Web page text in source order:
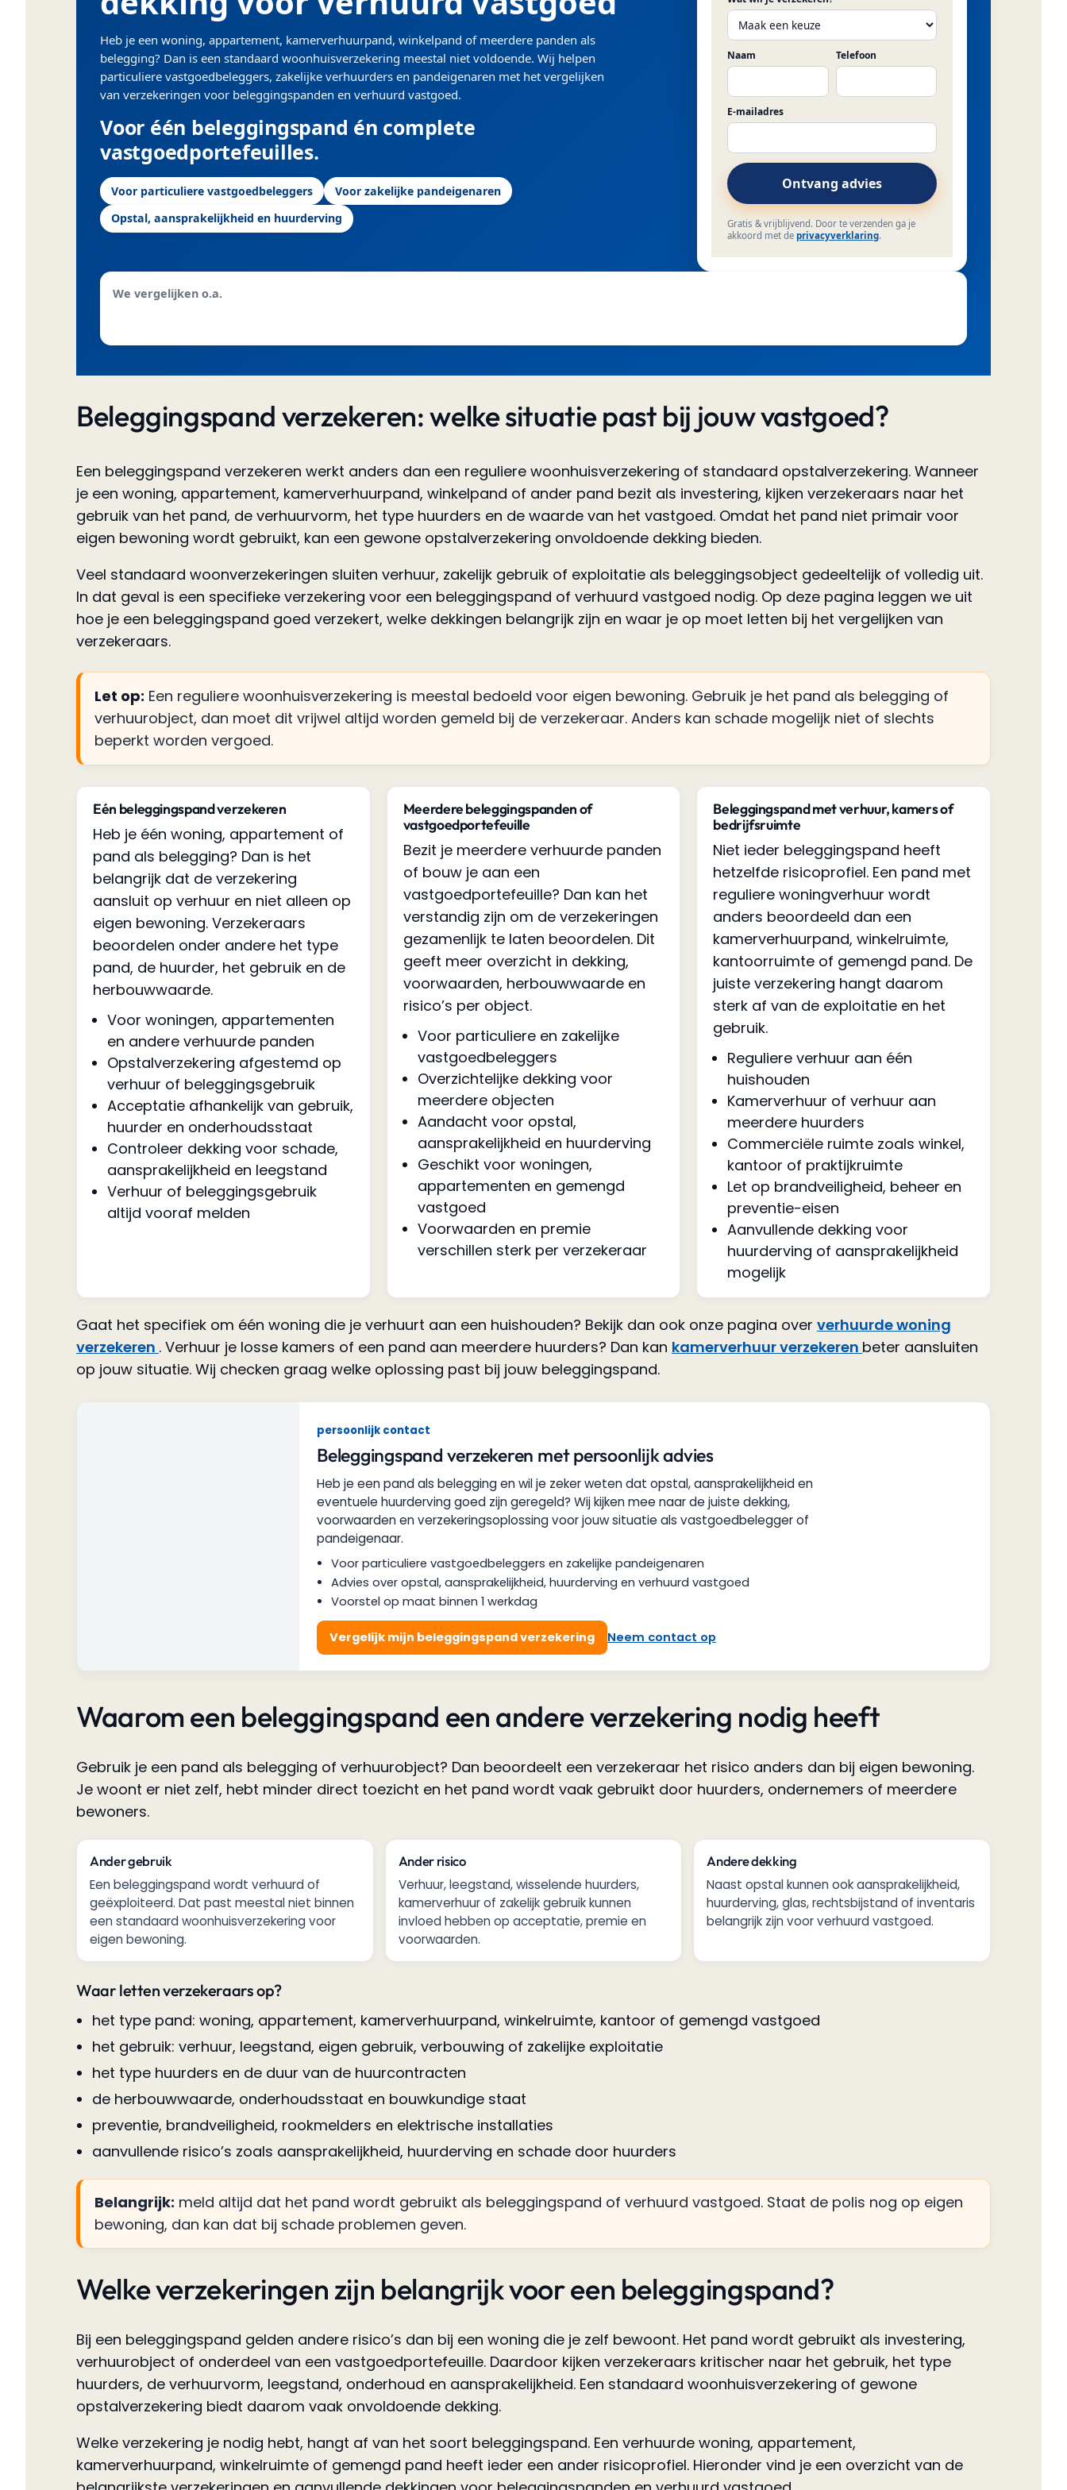
Heb je een woning, appartement, kamerverhuurpand, winkelpand of meerdere panden als
belegging? Dan is een standaard woonhuisverzekering meestal niet voldoende. Wij helpen
particuliere vastgoedbeleggers, zakelijke verhuurders en pandeigenaren met het vergelijken
van verzekeringen voor beleggingspanden en verhuurd vastgoed.
Voor één beleggingspand én complete
vastgoedportefeuilles.
Voor particuliere vastgoedbeleggers
Voor zakelijke pandeigenaren
Opstal, aansprakelijkheid en huurderving
Naam Telefoon
E-mailadres
Ontvang advies
Gratis & vrijblijvend. Door te verzenden ga je
akkoord met de privacyverklaring.
We vergelijken o.a.
Beleggingspand verzekeren: welke situatie past bij jouw vastgoed?
Een beleggingspand verzekeren werkt anders dan een reguliere woonhuisverzekering of standaard opstalverzekering. Wanneer
je een woning, appartement, kamerverhuurpand, winkelpand of ander pand bezit als investering, kijken verzekeraars naar het
gebruik van het pand, de verhuurvorm, het type huurders en de waarde van het vastgoed. Omdat het pand niet primair voor
eigen bewoning wordt gebruikt, kan een gewone opstalverzekering onvoldoende dekking bieden.
Veel standaard woonverzekeringen sluiten verhuur, zakelijk gebruik of exploitatie als beleggingsobject gedeeltelijk of volledig uit.
In dat geval is een specifieke verzekering voor een beleggingspand of verhuurd vastgoed nodig. Op deze pagina leggen we uit
hoe je een beleggingspand goed verzekert, welke dekkingen belangrijk zijn en waar je op moet letten bij het vergelijken van
verzekeraars.
Let op: Een reguliere woonhuisverzekering is meestal bedoeld voor eigen bewoning. Gebruik je het pand als belegging of
verhuurobject, dan moet dit vrijwel altijd worden gemeld bij de verzekeraar. Anders kan schade mogelijk niet of slechts
beperkt worden vergoed.
Eén beleggingspand verzekeren
Heb je één woning, appartement of
pand als belegging? Dan is het
belangrijk dat de verzekering
aansluit op verhuur en niet alleen op
eigen bewoning. Verzekeraars
beoordelen onder andere het type
pand, de huurder, het gebruik en de
herbouwwaarde.
Voor woningen, appartementen
en andere verhuurde panden
Opstalverzekering afgestemd op
verhuur of beleggingsgebruik
Acceptatie afhankelijk van gebruik,
huurder en onderhoudsstaat
Controleer dekking voor schade,
aansprakelijkheid en leegstand
Verhuur of beleggingsgebruik
altijd vooraf melden
Meerdere beleggingspanden of
vastgoedportefeuille
Bezit je meerdere verhuurde panden
of bouw je aan een
vastgoedportefeuille? Dan kan het
verstandig zijn om de verzekeringen
gezamenlijk te laten beoordelen. Dit
geeft meer overzicht in dekking,
voorwaarden, herbouwwaarde en
risico’s per object.
Voor particuliere en zakelijke
vastgoedbeleggers
Overzichtelijke dekking voor
meerdere objecten
Aandacht voor opstal,
aansprakelijkheid en huurderving
Geschikt voor woningen,
appartementen en gemengd
vastgoed
Voorwaarden en premie
verschillen sterk per verzekeraar
Beleggingspand met verhuur, kamers of
bedrijfsruimte
Niet ieder beleggingspand heeft
hetzelfde risicoprofiel. Een pand met
reguliere woningverhuur wordt
anders beoordeeld dan een
kamerverhuurpand, winkelruimte,
kantoorruimte of gemengd pand. De
juiste verzekering hangt daarom
sterk af van de exploitatie en het
gebruik.
Reguliere verhuur aan één
huishouden
Kamerverhuur of verhuur aan
meerdere huurders
Commerciële ruimte zoals winkel,
kantoor of praktijkruimte
Let op brandveiligheid, beheer en
preventie-eisen
Aanvullende dekking voor
huurderving of aansprakelijkheid
mogelijk
Gaat het specifiek om één woning die je verhuurt aan een huishouden? Bekijk dan ook onze pagina over verhuurde woning
verzekeren . Verhuur je losse kamers of een pand aan meerdere huurders? Dan kan kamerverhuur verzekeren beter aansluiten
op jouw situatie. Wij checken graag welke oplossing past bij jouw beleggingspand.
persoonlijk contact
Beleggingspand verzekeren met persoonlijk advies
Heb je een pand als belegging en wil je zeker weten dat opstal, aansprakelijkheid en
eventuele huurderving goed zijn geregeld? Wij kijken mee naar de juiste dekking,
voorwaarden en verzekeringsoplossing voor jouw situatie als vastgoedbelegger of
pandeigenaar.
Voor particuliere vastgoedbeleggers en zakelijke pandeigenaren
Advies over opstal, aansprakelijkheid, huurderving en verhuurd vastgoed
Voorstel op maat binnen 1 werkdag
Vergelijk mijn beleggingspand verzekering Neem contact op
Waarom een beleggingspand een andere verzekering nodig heeft
Gebruik je een pand als belegging of verhuurobject? Dan beoordeelt een verzekeraar het risico anders dan bij eigen bewoning.
Je woont er niet zelf, hebt minder direct toezicht en het pand wordt vaak gebruikt door huurders, ondernemers of meerdere
bewoners.
Ander gebruik
Een beleggingspand wordt verhuurd of
geëxploiteerd. Dat past meestal niet binnen
een standaard woonhuisverzekering voor
eigen bewoning.
Ander risico
Verhuur, leegstand, wisselende huurders,
kamerverhuur of zakelijk gebruik kunnen
invloed hebben op acceptatie, premie en
voorwaarden.
Andere dekking
Naast opstal kunnen ook aansprakelijkheid,
huurderving, glas, rechtsbijstand of inventaris
belangrijk zijn voor verhuurd vastgoed.
Waar letten verzekeraars op?
het type pand: woning, appartement, kamerverhuurpand, winkelruimte, kantoor of gemengd vastgoed
het gebruik: verhuur, leegstand, eigen gebruik, verbouwing of zakelijke exploitatie
het type huurders en de duur van de huurcontracten
de herbouwwaarde, onderhoudsstaat en bouwkundige staat
preventie, brandveiligheid, rookmelders en elektrische installaties
aanvullende risico’s zoals aansprakelijkheid, huurderving en schade door huurders
Belangrijk: meld altijd dat het pand wordt gebruikt als beleggingspand of verhuurd vastgoed. Staat de polis nog op eigen
bewoning, dan kan dat bij schade problemen geven.
Welke verzekeringen zijn belangrijk voor een beleggingspand?
Bij een beleggingspand gelden andere risico’s dan bij een woning die je zelf bewoont. Het pand wordt gebruikt als investering,
verhuurobject of onderdeel van een vastgoedportefeuille. Daardoor kijken verzekeraars kritischer naar het gebruik, het type
huurders, de verhuurvorm, leegstand, onderhoud en aansprakelijkheid. Een standaard woonhuisverzekering of gewone
opstalverzekering biedt daarom vaak onvoldoende dekking.
Welke verzekering je nodig hebt, hangt af van het soort beleggingspand. Een verhuurde woning, appartement,
kamerverhuurpand, winkelruimte of gemengd pand heeft ieder een ander risicoprofiel. Hieronder vind je een overzicht van de